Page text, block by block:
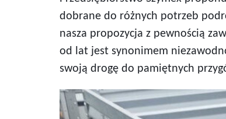
dobrane do różnych potrzeb
nasza propozycja z pewnością
od lat jest synonimem
swoją drogę do pamiętnych